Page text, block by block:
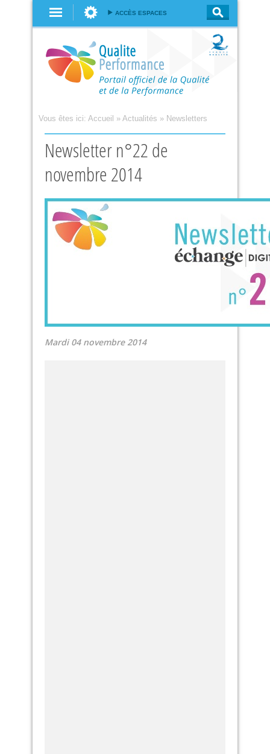
ACCÈS ESPACES
Vous êtes ici: Accueil » Actualités » Newsletters
Newsletter n°22 de
novembre 2014
Mardi 04 novembre 2014